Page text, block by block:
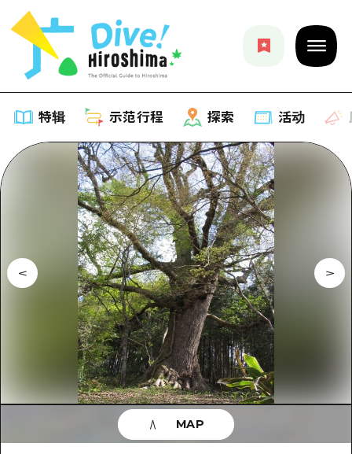
特辑 示范行程 探索 活动
特辑
列表
推荐
艺术
活动·庙会
美食·酒水
骑自行车
购物
运动
示范行程
列表
Dive!Hiroshima官方向导
广岛随意旅行
广岛市内
安艺
答对了
探索
列表
广岛市内
安艺
答對了
美北
活动
应时信息
有用的信息
列表
MAP